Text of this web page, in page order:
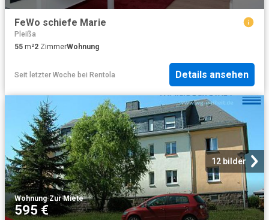
FeWo schiefe Marie
Pleißa
55 m²2 ZimmerWohnung
Seit letzter Woche bei Rentola Details ansehen
12 bilder
Wohnung·Zur Miete
595 €